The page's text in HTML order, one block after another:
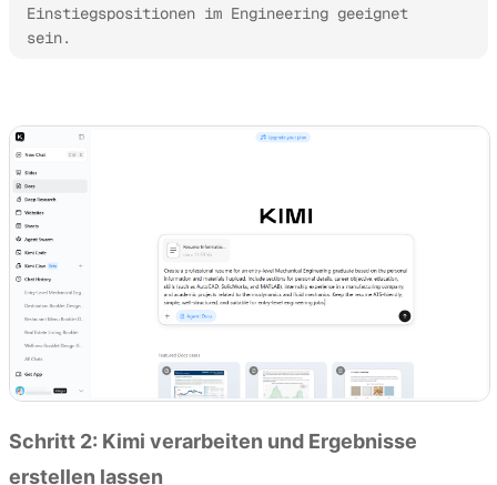
Einstiegspositionen im Engineering geeignet
sein.
Schritt 2: Kimi verarbeiten und Ergebnisse
erstellen lassen